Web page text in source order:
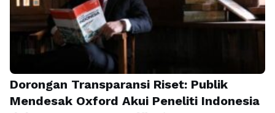
Dorongan Transparansi Riset: Publik
Mendesak Oxford Akui Peneliti Indonesia